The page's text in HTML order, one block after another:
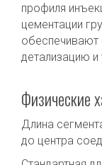
профиля
цементации
обеспечивают
детализацию
Физические
Длина
до центра